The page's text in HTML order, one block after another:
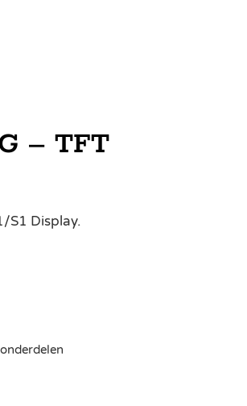
– TFT
S1 Display.